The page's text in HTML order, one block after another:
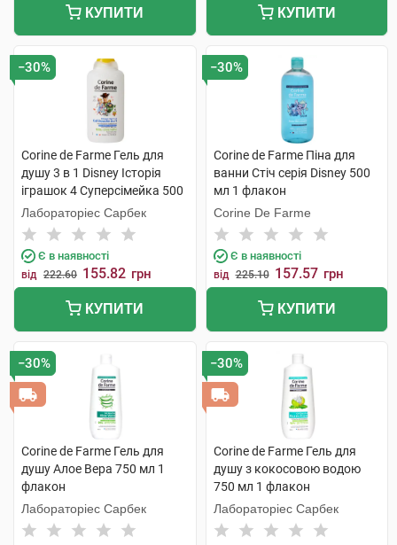
КУПИТИ КУПИТИ
−30%
Corine de Farme Гель для
душу 3 в 1 Disney Історія
іграшок 4 Суперсімейка 500
мл 1 флакон
Лабораторіес Сарбек
Є в наявності
від 222.60 155.82 грн
КУПИТИ
−30%
Corine de Farme Піна для
ванни Стіч серія Disney 500
мл 1 флакон
Corine De Farme
Є в наявності
від 225.10 157.57 грн
КУПИТИ
−30%
Corine de Farme Гель для
душу Алое Вера 750 мл 1
флакон
Лабораторіес Сарбек
−30%
Corine de Farme Гель для
душу з кокосовою водою
750 мл 1 флакон
Лабораторіес Сарбек